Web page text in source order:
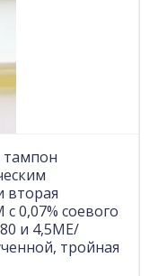
вторая
0,07% соевого
и 4,5МЕ/
тройная